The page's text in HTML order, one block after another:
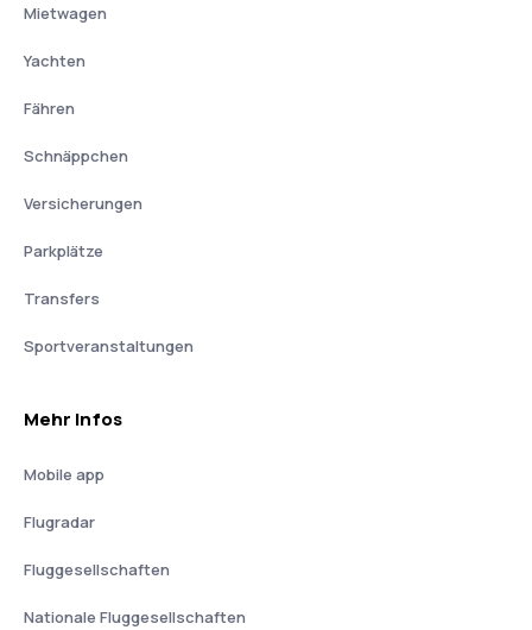
Mietwagen
Yachten
Fähren
Schnäppchen
Versicherungen
Parkplätze
Transfers
Sportveranstaltungen
Mehr Infos
Mobile app
Flugradar
Fluggesellschaften
Nationale Fluggesellschaften